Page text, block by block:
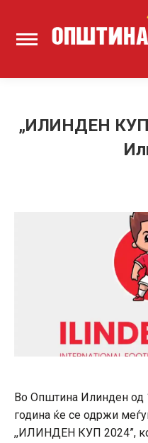
„ИЛИНДЕН КУП
Во Општина Илинден од
година ќе се одржи
,,ИЛИНДЕН КУП 2024”,